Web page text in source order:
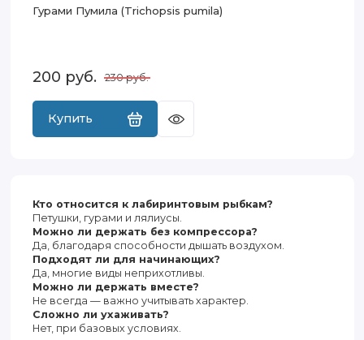
Гурами Пумила (Trichopsis pumila)
200 руб. 230руб.
Купить
Кто относится к лабиринтовым рыбкам?
Петушки, гурами и лялиусы.
Можно ли держать без компрессора?
Да, благодаря способности дышать воздухом.
Подходят ли для начинающих?
Да, многие виды неприхотливы.
Можно ли держать вместе?
Не всегда — важно учитывать характер.
Сложно ли ухаживать?
Нет, при базовых условиях.